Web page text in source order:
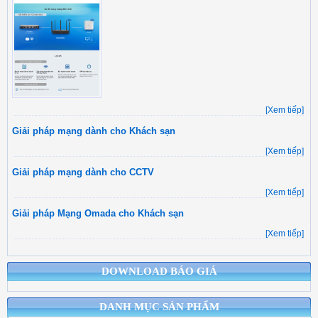
DOWNLOAD BÁO GIÁ
DANH MỤC SẢN PHẨM
[Xem tiếp]
Giải pháp mạng dành cho Khách sạn
[Xem tiếp]
Giải pháp mạng dành cho CCTV
[Xem tiếp]
Giải pháp Mạng Omada cho Khách sạn
[Xem tiếp]